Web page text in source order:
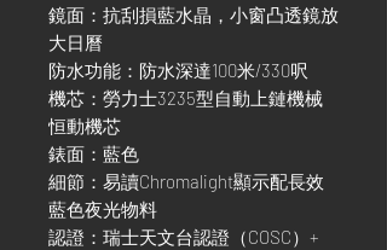
鏡面：抗刮損藍水晶，小窗凸透鏡放
大日曆
防水功能：防水深達100米/330呎
機芯：勞力士3235型自動上鏈機械
恒動機芯
錶面：藍色
細節：易讀Chromalight顯示配長效
藍色夜光物料
認證：瑞士天文台認證（COSC）+